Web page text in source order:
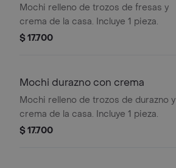
Mochi relleno de trozos de fresas y
crema de la casa. Incluye 1 pieza.
$ 17.700
Mochi durazno con crema
Mochi relleno de trozos de durazno y
crema de la casa. Incluye 1 pieza.
$ 17.700